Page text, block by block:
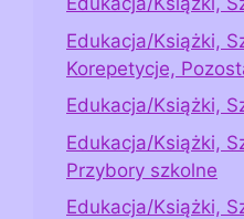
Edukacja/Książki,
Korepetycje,
Edukacja/Książki,
Edukacja/Książki,
Przybory szkolne
Edukacja/Książki,